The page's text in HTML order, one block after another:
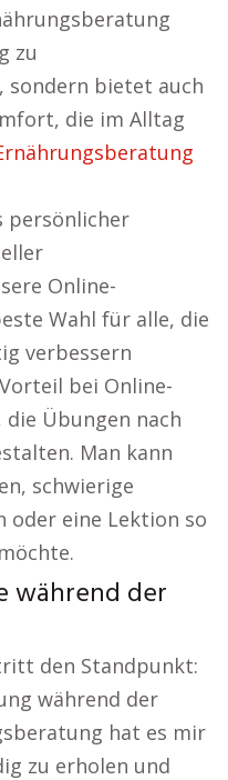
zu
sondern bietet auch
die im Alltag
persönlicher
Online-
Wahl für alle, die
verbessern
bei Online-
Übungen nach
Man kann
schwierige
oder eine Lektion so
während der
den Standpunkt:
während der
hat es mir
zu erholen und